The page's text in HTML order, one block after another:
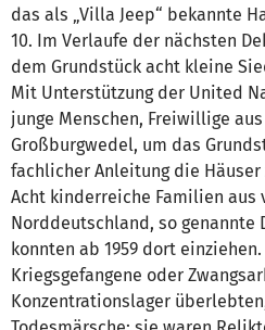
das als „Villa Jeep“ bekannte
10. Im Verlaufe der nächsten
dem Grundstück acht kleine
Mit Unterstützung der United
junge Menschen, Freiwillige
Großburgwedel, um das
fachlicher Anleitung die Häuser
Acht kinderreiche Familien aus
Norddeutschland, so genannte
konnten ab 1959 dort
Kriegsgefangene oder
Konzentrationslager